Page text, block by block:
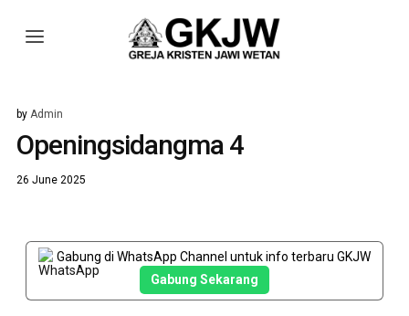
by Admin
Openingsidangma 4
26 June 2025
Gabung di WhatsApp Channel untuk info terbaru GKJW
Gabung Sekarang